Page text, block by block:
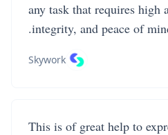
any task that requires high
integrity, and peace of
Skywork
This is of great help to